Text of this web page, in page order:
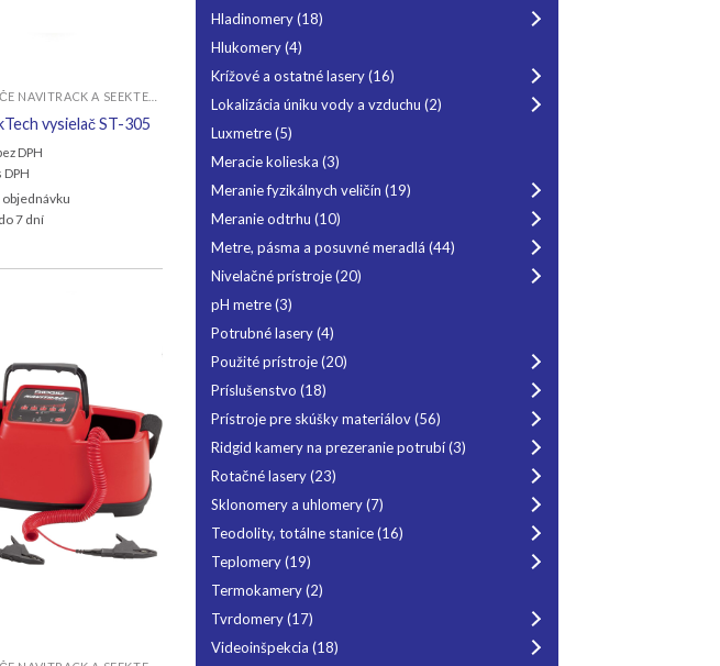
vysielač ST-305
DPH
DPH
7 dní
Hladinomery(18)
Hlukomery(4)
Krížové a ostatné lasery(16)
Lokalizácia úniku vody a vzduchu (2)
Luxmetre(5)
Meracie kolieska (3)
Meranie fyzikálnych veličín (19)
Meranie odtrhu (10)
Metre, pásma a posuvné meradlá (44)
Nivelačné prístroje(20)
pH metre(3)
Potrubné lasery(4)
Použité prístroje(20)
Príslušenstvo (18)
Prístroje pre skúšky materiálov(56)
Ridgid kamery na prezeranie potrubí(3)
Rotačné lasery(23)
Sklonomery a uhlomery(7)
Teodolity, totálne stanice(16)
Teplomery(19)
Termokamery(2)
Tvrdomery(17)
Videoinšpekcia (18)